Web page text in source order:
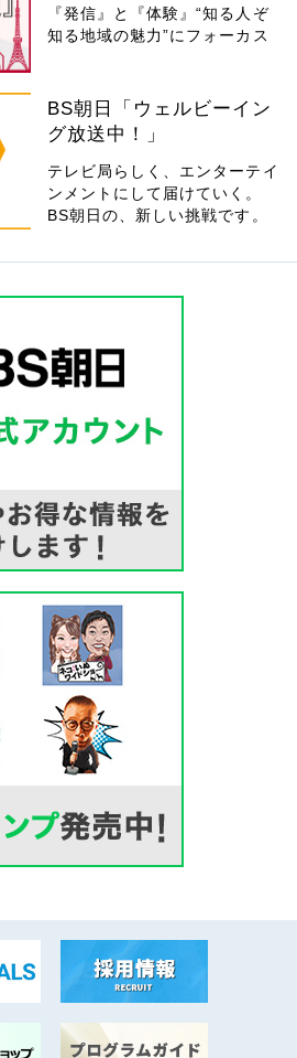
『発信』と『体験』“知る人ぞ
知る地域の魅力”にフォーカス
BS朝日「ウェルビーイン
グ放送中！」
テレビ局らしく、エンターテイ
ンメントにして届けていく。
BS朝日の、新しい挑戦です。